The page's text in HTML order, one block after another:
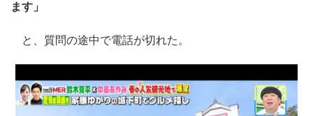
ます」
と、質問の途中で電話が切れた。